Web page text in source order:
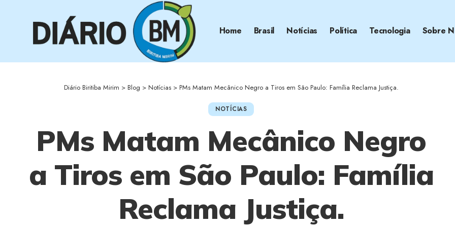
Home Brasil Notícias Política Tecnologia Sobre
Diário Biritiba Mirim > Blog > Notícias> PMs Matam Mecânico Negro a Tiros em São Paulo: Família Reclama Justiça.
NOTÍCIAS
PMs Matam Mecânico Negro
a Tiros em São Paulo: Família
Reclama Justiça.